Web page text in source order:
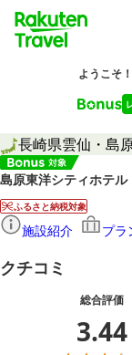
長崎県雲仙・島
島原東洋シティホテル
ふるさと納税対象
施設紹介 プラ
クチコミ
総合評価
3.44